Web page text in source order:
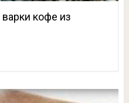
кофе из